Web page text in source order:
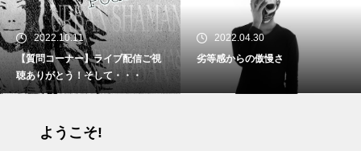
2022.04.30
劣等感からの傲慢さ
2022.04.30
スケジュール最新情報（googleカ
レンダーでも表示中）
ようこそ!